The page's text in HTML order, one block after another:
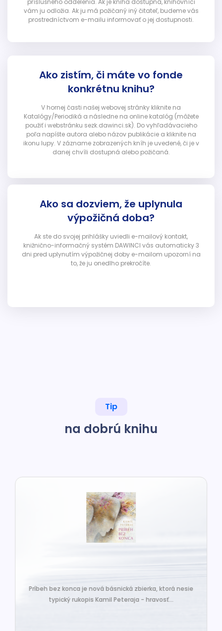
príslušného oddelenia. Ak je kniha dostupná, knihovníci
vám ju odložia. Ak ju má požičaný iný čitateľ, budeme vás
prostredníctvom e-mailu informovať o jej dostupnosti.
Ako zistím, či máte vo fonde
konkrétnu knihu?
V hornej časti našej webovej stránky kliknite na
Katalógy/Periodiká a následne na online katalóg (môžete
použiť i webstránku sezk.dawinci.sk). Do vyhľadávacieho
poľa napíšte autora alebo názov publikácie a kliknite na
ikonu lupy. V zázname zobrazených kníh je uvedené, či je v
danej chvíli dostupná alebo požičaná.
Ako sa dozviem, že uplynula
výpožičná doba?
Ak ste do svojej prihlášky uviedli e-mailový kontakt,
knižnično-informačný systém DAWINCI vás automaticky 3
dni pred uplynutím výpožičnej doby e-mailom upozorní na
to, že ju onedlho prekročíte.
Tip
na dobrú knihu
Príbeh bez konca je nová básnická zbierka, ktorá nesie
typický rukopis Kamil Peteraja - hravosť...